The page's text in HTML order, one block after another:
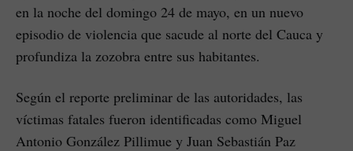
en la noche del domingo 24 de mayo, en un nuevo
episodio de violencia que sacude al norte del Cauca y
profundiza la zozobra entre sus habitantes.
Según el reporte preliminar de las autoridades, las
víctimas fatales fueron identificadas como Miguel
Antonio González Pillimue y Juan Sebastián Paz